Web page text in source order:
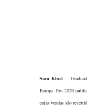
Sara Klust —
Europa. Em 2020
cujas vendas são